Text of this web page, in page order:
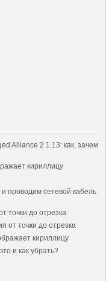
Alliance 2 1.13: как, зачем
кириллицу
проводим сетевой кабель
точки до отрезка
от точки до отрезка
кириллицу
и как убрать?